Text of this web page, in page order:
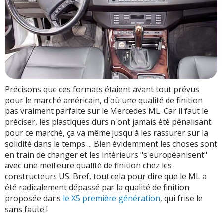
Précisons que ces formats étaient avant tout prévus
pour le marché américain, d'où une qualité de finition
pas vraiment parfaite sur le Mercedes ML. Car il faut le
préciser, les plastiques durs n'ont jamais été pénalisant
pour ce marché, ça va même jusqu'à les rassurer sur la
solidité dans le temps ... Bien évidemment les choses sont
en train de changer et les intérieurs "s'européanisent"
avec une meilleure qualité de finition chez les
constructeurs US. Bref, tout cela pour dire que le ML a
été radicalement dépassé par la qualité de finition
proposée dans le X5 première génération, qui frise le
sans faute !